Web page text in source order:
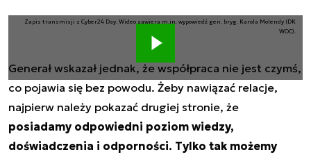
Zapis transmisji z Cyber24 Day. Wideo zawiera m.in. wypowiedź gen. bryg. Karola Molendy (DK
WOC).
Generał wskazał jednak, że współpraca nie jest czymś,
co pojawia się bez powodu. Żeby nawiązać relacje,
najpierw należy pokazać drugiej stronie, że
posiadamy odpowiedni poziom wiedzy,
doświadczenia i odporności. Tylko tak możemy